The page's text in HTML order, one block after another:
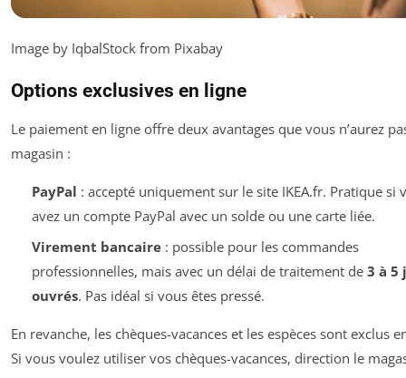
Image by IqbalStock from Pixabay
Options exclusives en ligne
Le paiement en ligne offre deux avantages que vous n’aurez
magasin :
PayPal : accepté uniquement sur le site IKEA.fr. Pratique si
avez un compte PayPal avec un solde ou une carte liée.
Virement bancaire: possible pour les commandes
professionnelles, mais avec un délai de traitement de 3 à 5
ouvrés. Pas idéal si vous êtes pressé.
En revanche, les chèques-vacances et les espèces sont exclus
Si vous voulez utiliser vos chèques-vacances, direction le